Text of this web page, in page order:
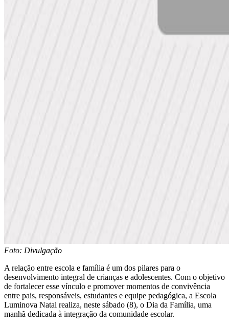
Foto: Divulgação
A relação entre escola e família é um dos pilares para o
desenvolvimento integral de crianças e adolescentes. Com o objetivo
de fortalecer esse vínculo e promover momentos de convivência
entre pais, responsáveis, estudantes e equipe pedagógica, a Escola
Luminova Natal realiza, neste sábado (8), o Dia da Família, uma
manhã dedicada à integração da comunidade escolar.